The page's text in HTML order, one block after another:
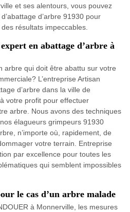
et ses alentours, vous pouvez
d’arbre 91930 pour
résultats impeccables.
en abattage d’arbre à
arbre qui doit être abattu sur votre
L’entreprise Artisan
d’arbre dans la ville de
votre profit pour effectuer
arbre. Nous avons des techniques
élagueurs grimpeurs 91930
n’importe où, rapidement, de
votre terrain. Entreprise
par excellence pour toutes les
qui semblent impossibles
le cas d’un arbre malade
à Monnerville, les mesures